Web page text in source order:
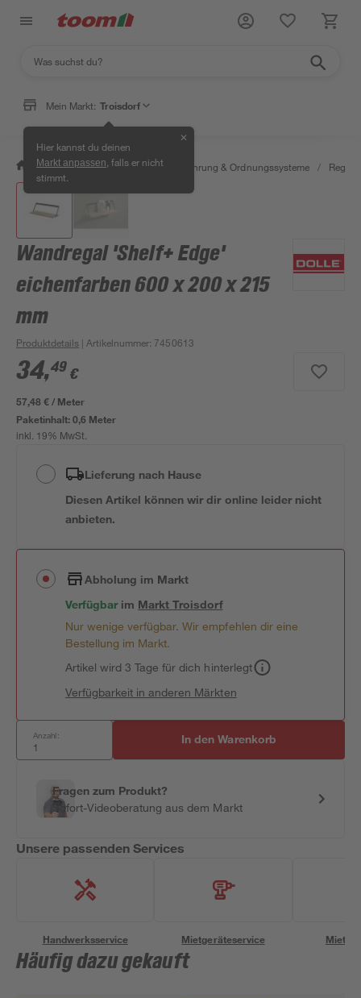
Mein Markt: Troisdorf
Hier kannst du deinen
Markt anpassen , falls er nicht
stimmt.
✕
/ Wohnen & Haushalt / Aufbewahrung & Ordnungssysteme / Regale
Wandregal 'Shelf+ Edge'
eichenfarben 600 x 200 x 215
mm
Produktdetails | Artikelnummer: 7450613
34,49 €
57,48 € / Meter
Paketinhalt:0,6 Meter
inkl. 19% MwSt.
Lieferung nach Hause
Diesen Artikel können wir dir online leider nicht
anbieten.
Abholung im Markt
Verfügbar im MarktTroisdorf
Nur wenige verfügbar. Wir empfehlen dir eine
Bestellung im Markt.
Artikel wird 3 Tage für dich hinterlegt
Verfügbarkeit in anderen Märkten
Anzahl: In den Warenkorb
Fragen zum Produkt?
Sofort-Videoberatung aus dem Markt
Unsere passenden Services
Handwerksservice Mietgeräteservice
Häufig dazu gekauft